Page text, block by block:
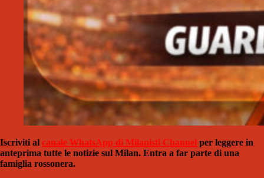
Iscriviti al canale WhatsApp di Milanisti Channel per leggere in
anteprima tutte le notizie sul Milan. Entra a far parte di una
famiglia rossonera.